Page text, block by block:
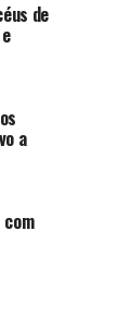
de
a
com